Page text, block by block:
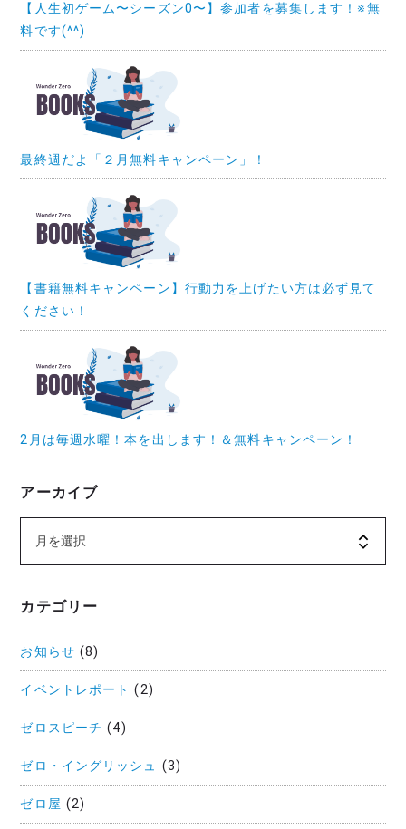
【人生初ゲーム〜シーズン0〜】参加者を募集します！※無
料です(^^)
最終週だよ「２月無料キャンペーン」！
【書籍無料キャンペーン】行動力を上げたい方は必ず見て
ください！
2月は毎週水曜！本を出します！＆無料キャンペーン！
アーカイブ
カテゴリー
お知らせ (8)
イベントレポート (2)
ゼロスピーチ (4)
ゼロ・イングリッシュ (3)
ゼロ屋 (2)